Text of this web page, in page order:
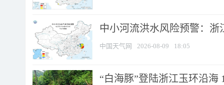
中小河流洪水风险预警：
中国天气网 2026-08-09 18:05
“白海豚”登陆浙江玉环沿海